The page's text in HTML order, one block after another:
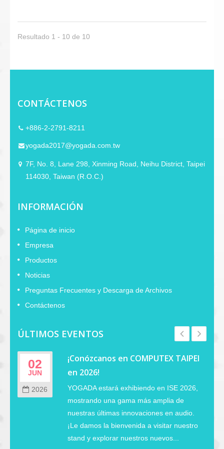
cuello de ganso flexible y un micrófono
de condensador sensible para una
controladores adicionales para un uso
Resultado 1 - 10 de 10
CONTÁCTENOS
+886-2-2791-8211
yogada2017@yogada.com.tw
7F, No. 8, Lane 298, Xinming Road, Neihu District, Taipei
114030, Taiwan (R.O.C.)
INFORMACIÓN
Página de inicio
Empresa
Productos
Noticias
Preguntas Frecuentes y Descarga de Archivos
Contáctenos
ÚLTIMOS EVENTOS
02
JUN
2026
¡Conózcanos en COMPUTEX TAIPEI
en 2026!
YOGADA estará exhibiendo en ISE 2026,
mostrando una gama más amplia de
nuestras últimas innovaciones en audio.
¡Le damos la bienvenida a visitar nuestro
stand y explorar nuestros nuevos...